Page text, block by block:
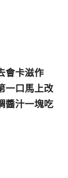
會卡滋作
一口馬上改
醬汁一塊吃